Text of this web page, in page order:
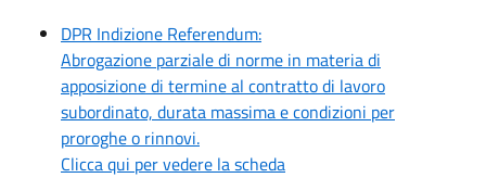
DPR Indizione Referendum:
Abrogazione parziale di norme in materia di
apposizione di termine al contratto di lavoro
subordinato, durata massima e condizioni per
proroghe o rinnovi.
Clicca qui per vedere la scheda